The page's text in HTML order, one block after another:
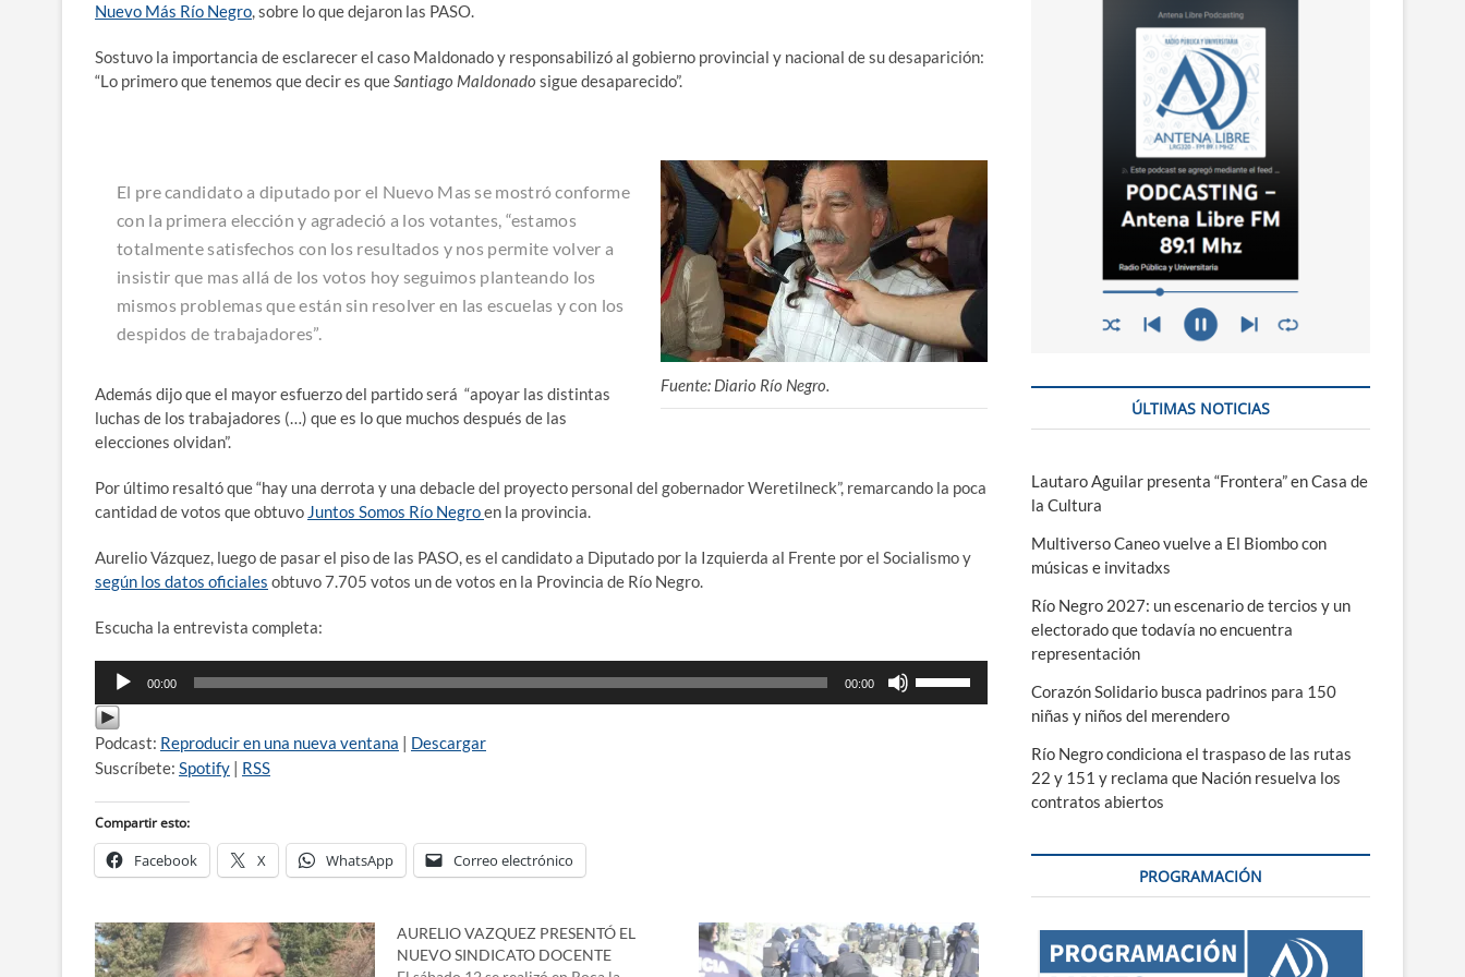
Nuevo Más Río Negro, sobre lo que dejaron las PASO.
Sostuvo la importancia de esclarecer el caso Maldonado y responsabilizó al gobierno provincial y nacional de su desaparición:
“Lo primero que tenemos que decir es queSantiago Maldonado sigue desaparecido”.
Fuente: Diario Río Negro.
El pre candidato a diputado por el Nuevo Mas se mostró conforme
con la primera elección y agradeció a los votantes, “estamos
totalmente satisfechos con los resultados y nos permite volver a
insistir que mas allá de los votos hoy seguimos planteando los
mismos problemas que están sin resolver en las escuelas y con los
despidos de trabajadores”.
Además dijo que el mayor esfuerzo del partido será “apoyar las distintas
luchas de los trabajadores (…) que es lo que muchos después de las
elecciones olvidan”.
Por último resaltó que “hay una derrota y una debacle del proyecto personal del gobernador Weretilneck”, remarcando la poca
cantidad de votos que obtuvo Juntos Somos Río Negroen la provincia.
Aurelio Vázquez, luego de pasar el piso de las PASO, es el candidato a Diputado por la Izquierda al Frente por el Socialismo y
según los datos oficiales obtuvo 7.705 votos un de votos en la Provincia de Río Negro.
Escucha la entrevista completa:
Reproductor
audio
00:00 00:00
volumen.
Podcast: Reproducir en una nueva ventana | Descargar
Suscríbete: Spotify | RSS
Compartir esto:
Facebook X WhatsApp Correo electrónico
AURELIO VAZQUEZ PRESENTÓ EL
NUEVO SINDICATO DOCENTE
ÚLTIMAS NOTICIAS
Lautaro Aguilar presenta “Frontera” en Casa de
la Cultura
Multiverso Caneo vuelve a El Biombo con
músicas e invitadxs
Río Negro 2027: un escenario de tercios y un
electorado que todavía no encuentra
representación
Corazón Solidario busca padrinos para 150
niñas y niños del merendero
Río Negro condiciona el traspaso de las rutas
22 y 151 y reclama que Nación resuelva los
contratos abiertos
PROGRAMACIÓN